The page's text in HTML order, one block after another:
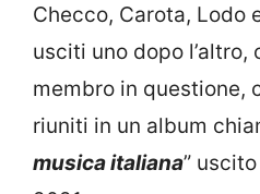
Checco, Carota, Lodo
usciti uno dopo l’altro,
membro in questione,
riuniti in un album
musica italiana”